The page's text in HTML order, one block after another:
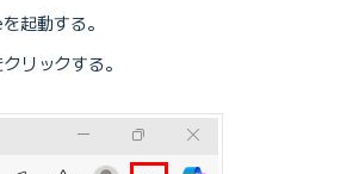
起動する。
リックする。